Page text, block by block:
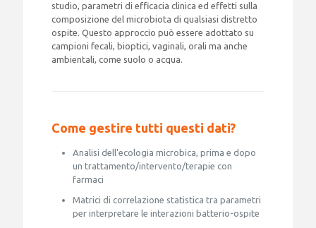
studio, parametri di efficacia clinica ed effetti sulla
composizione del microbiota di qualsiasi distretto
ospite. Questo approccio può essere adottato su
campioni fecali, bioptici, vaginali, orali ma anche
ambientali, come suolo o acqua.
Come gestire tutti questi dati?
Analisi dell'ecologia microbica, prima e dopo
un trattamento/intervento/terapie con
farmaci
Matrici di correlazione statistica tra parametri
per interpretare le interazioni batterio-ospite